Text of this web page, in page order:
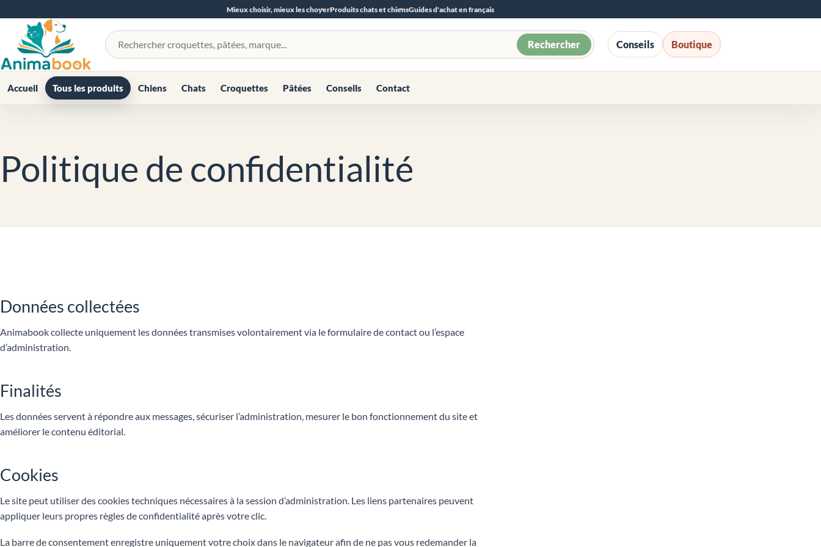
Mieux choisir, mieux les choyerProduits chats et chiensGuides d'achat en français
Rechercher un produit Rechercher Conseils Boutique
Accueil Tous les produits Chiens Chats Croquettes Pâtées Conseils Contact
Politique de confidentialité
Données collectées
Animabook collecte uniquement les données transmises volontairement via le formulaire de contact ou l’espace
d’administration.
Finalités
Les données servent à répondre aux messages, sécuriser l’administration, mesurer le bon fonctionnement du site et
améliorer le contenu éditorial.
Cookies
Le site peut utiliser des cookies techniques nécessaires à la session d’administration. Les liens partenaires peuvent
appliquer leurs propres règles de confidentialité après votre clic.
La barre de consentement enregistre uniquement votre choix dans le navigateur afin de ne pas vous redemander la